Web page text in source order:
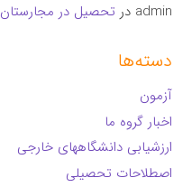
admin در تحصیل در مجارستان
دسته‌ها
آزمون
اخبار گروه ما
ارزشیابی دانشگاههای خارجی
اصطلاحات تحصیلی